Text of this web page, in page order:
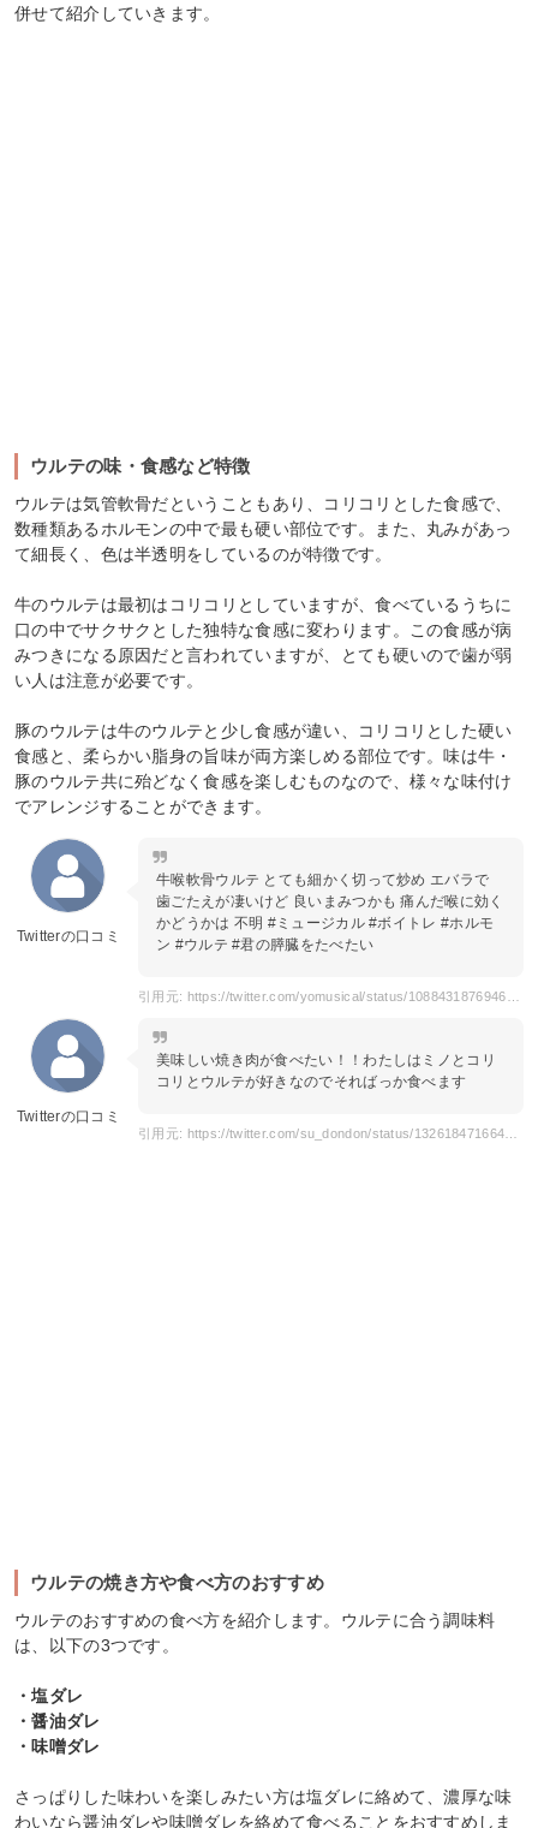
併せて紹介していきます。
ウルテの味・食感など特徴
ウルテは気管軟骨だということもあり、コリコリとした食感で、
数種類あるホルモンの中で最も硬い部位です。また、丸みがあっ
て細長く、色は半透明をしているのが特徴です。
牛のウルテは最初はコリコリとしていますが、食べているうちに
口の中でサクサクとした独特な食感に変わります。この食感が病
みつきになる原因だと言われていますが、とても硬いので歯が弱
い人は注意が必要です。
豚のウルテは牛のウルテと少し食感が違い、コリコリとした硬い
食感と、柔らかい脂身の旨味が両方楽しめる部位です。味は牛・
豚のウルテ共に殆どなく食感を楽しむものなので、様々な味付け
でアレンジすることができます。
Twitterの口コミ
牛喉軟骨ウルテ とても細かく切って炒め エバラで
歯ごたえが凄いけど 良いまみつかも 痛んだ喉に効く
かどうかは 不明 #ミュージカル #ボイトレ #ホルモ
ン #ウルテ #君の膵臓をたべたい
Twitterの口コミ
美味しい焼き肉が食べたい！！わたしはミノとコリ
コリとウルテが好きなのでそればっか食べます
ウルテの焼き方や食べ方のおすすめ
ウルテのおすすめの食べ方を紹介します。ウルテに合う調味料
は、以下の3つです。
・塩ダレ
・醤油ダレ
・味噌ダレ
さっぱりした味わいを楽しみたい方は塩ダレに絡めて、濃厚な味
わいなら醤油ダレや味噌ダレを絡めて食べることをおすすめしま